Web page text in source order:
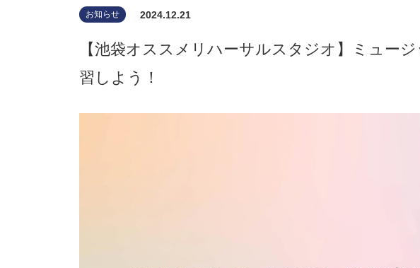
お知らせ 2024.12.21
【池袋オススメリハーサルスタジオ】ミュー
習しよう！